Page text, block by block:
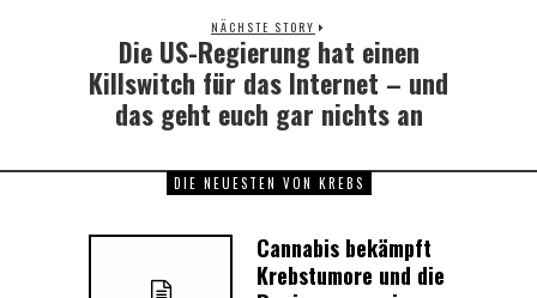
NÄCHSTE STORY
Next
post:
Die US-Regierung hat einen
Killswitch für das Internet – und
das geht euch gar nichts an
DIE NEUESTEN VON KREBS
Cannabis bekämpft
Krebstumore und die